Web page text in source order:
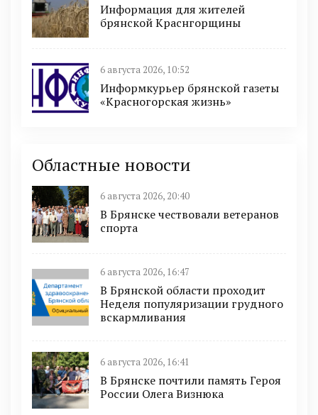
Информация для жителей
брянской Краснгорщины
6 августа 2026, 10:52
Информкурьер брянской газеты
«Красногорская жизнь»
Областные новости
6 августа 2026, 20:40
В Брянске чествовали ветеранов
спорта
6 августа 2026, 16:47
В Брянской области проходит
Неделя популяризации грудного
вскармливания
6 августа 2026, 16:41
В Брянске почтили память Героя
России Олега Визнюка